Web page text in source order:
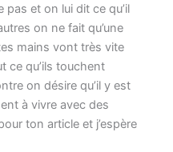
pas et on lui dit ce qu’il
on ne fait qu’une
mains vont très vite
ce qu’ils touchent
on désire qu’il y est
à vivre avec des
ton article et j’espère